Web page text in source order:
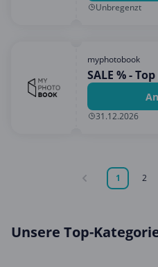
Unbregenzt
myphotobook
SALE % -
31.12.2026
1 2
Unsere Top-